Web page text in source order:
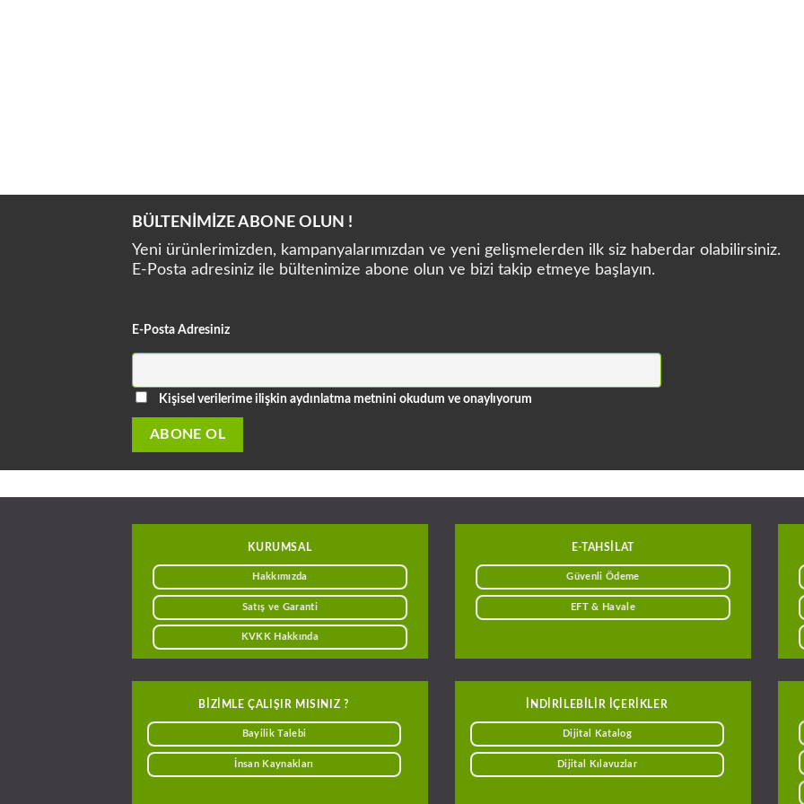
BÜLTENİMİZE ABONE OLUN !
Yeni ürünlerimizden, kampanyalarımızdan ve yeni gelişmelerden ilk siz haberdar olabilirsiniz.
E-Posta adresiniz ile bültenimize abone olun ve bizi takip etmeye başlayın.
E-Posta Adresiniz
Kişisel verilerime ilişkin aydınlatma metnini okudum ve onaylıyorum
KURUMSAL
Hakkımızda
Satış ve Garanti
KVKK Hakkında
BIZIMLE ÇALIŞIR MISINIZ ?
Bayilik Talebi
İnsan Kaynakları
E-TAHSILAT
Güvenli Ödeme
EFT & Havale
INDIRILEBILIR IÇERIKLER
Dijital Katalog
Dijital Kılavuzlar